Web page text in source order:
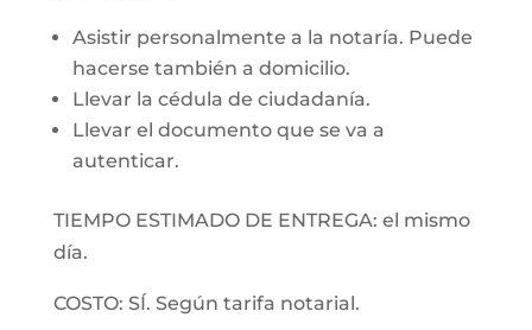
Asistir personalmente a la notaría. Puede
hacerse también a domicilio.
Llevar la cédula de ciudadanía.
Llevar el documento que se va a
autenticar.
TIEMPO ESTIMADO DE ENTREGA: el mismo
día.
COSTO: SÍ. Según tarifa notarial.